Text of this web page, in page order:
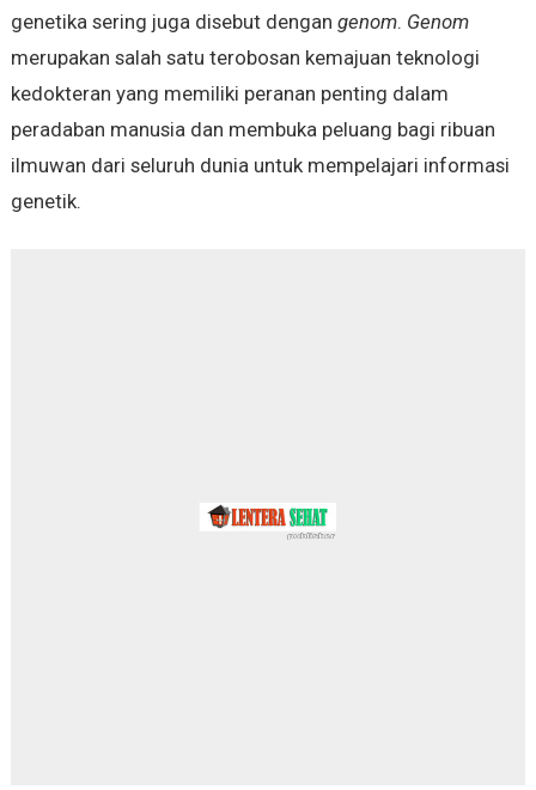
genetika sering juga disebut dengan genom. Genom
merupakan salah satu terobosan kemajuan teknologi
kedokteran yang memiliki peranan penting dalam
peradaban manusia dan membuka peluang bagi ribuan
ilmuwan dari seluruh dunia untuk mempelajari informasi
genetik.